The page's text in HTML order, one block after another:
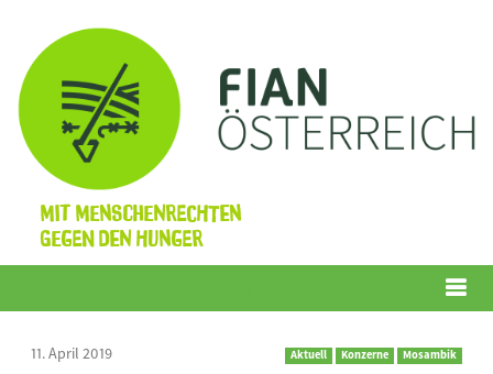
Mit Menschenrechten
gegen den Hunger
11. April 2019 Aktuell Konzerne Mosambik